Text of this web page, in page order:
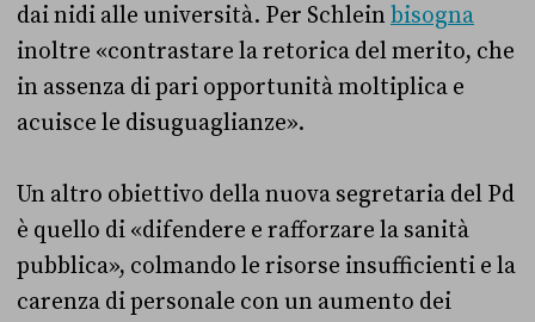
dai nidi alle università. Per Schleinbisogna
inoltre «contrastare la retorica del merito, che
in assenza di pari opportunità moltiplica e
acuisce le disuguaglianze».
Un altro obiettivo della nuova segretaria del Pd
è quello di «difendere e rafforzare la sanità
pubblica», colmando le risorse insufficienti e la
carenza di personale con un aumento dei